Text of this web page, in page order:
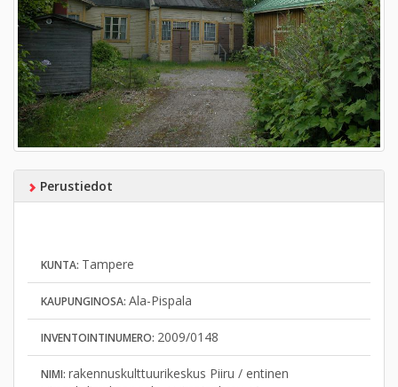
Perustiedot
KUNTA: Tampere
KAUPUNGINOSA: Ala-Pispala
INVENTOINTINUMERO: 2009/0148
NIMI: rakennuskulttuurikeskus Piiru / entinen